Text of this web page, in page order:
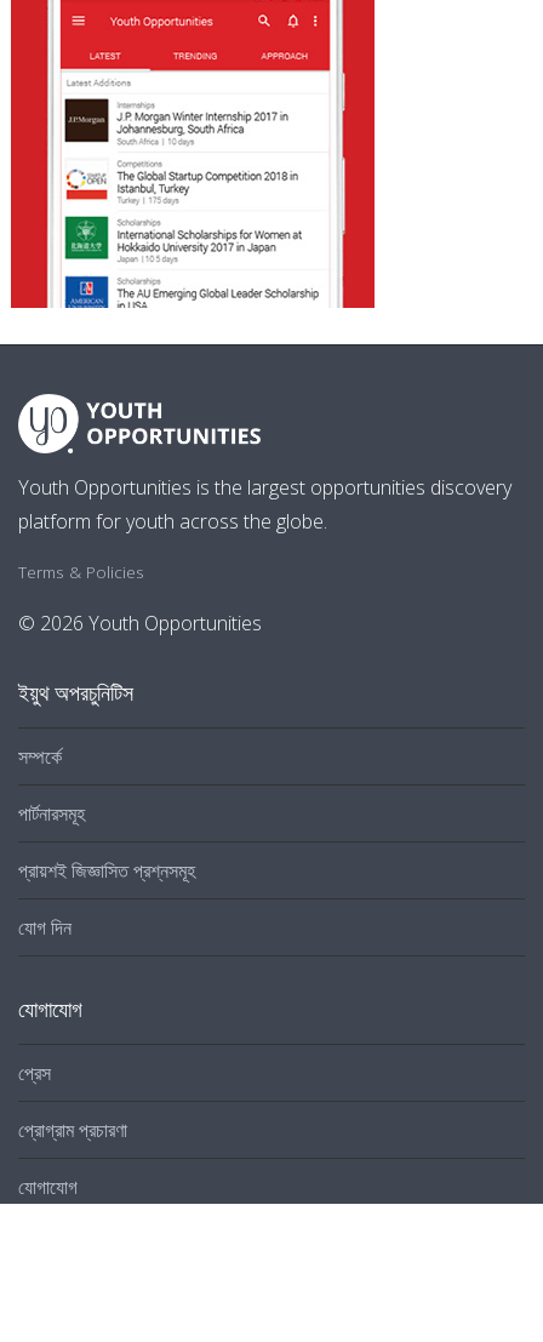
Youth Opportunities is the largest opportunities discovery
platform for youth across the globe.
Terms & Policies
© 2026 Youth Opportunities
ইয়ুথ অপরচুনিটিস
সম্পর্কে
পার্টনারসমূহ
প্রায়শই জিজ্ঞাসিত প্রশ্নসমূহ
যোগ দিন
যোগাযোগ
প্রেস
প্রোগ্রাম প্রচারণা
যোগাযোগ